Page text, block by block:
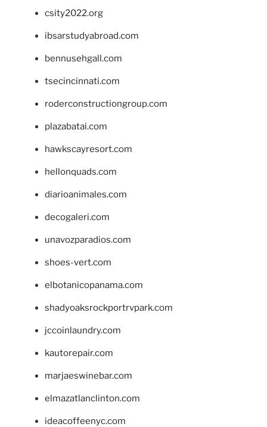
csity2022.org
ibsarstudyabroad.com
bennusehgall.com
tsecincinnati.com
roderconstructiongroup.com
plazabatai.com
hawkscayresort.com
hellonquads.com
diarioanimales.com
decogaleri.com
unavozparadios.com
shoes-vert.com
elbotanicopanama.com
shadyoaksrockportrvpark.com
jccoinlaundry.com
kautorepair.com
marjaeswinebar.com
elmazatlanclinton.com
ideacoffeenyc.com